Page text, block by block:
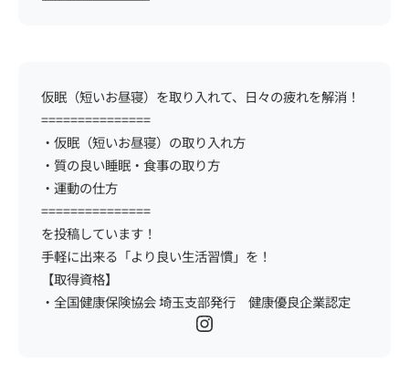
仮眠（短いお昼寝）を取り入れて、日々の疲れを解消！
===============
・仮眠（短いお昼寝）の取り入れ方
・質の良い睡眠・食事の取り方
・運動の仕方
===============
を投稿しています！
手軽に出来る「より良い生活習慣」を！
【取得資格】
・全国健康保険協会 埼玉支部発行 健康優良企業認定
Instagram